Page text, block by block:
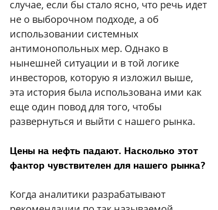
случае, если бы стало ясно, что речь идет
не о выборочном подходе, а об
использовании системных
антимонопольных мер. Однако в
нынешней ситуации и в той логике
инвесторов, которую я изложил выше,
эта история была использована ими как
еще один повод для того, чтобы
развернуться и выйти с нашего рынка.
Цены на нефть падают. Насколько этот
фактор чувствителен для нашего рынка?
Когда аналитики разрабатывают